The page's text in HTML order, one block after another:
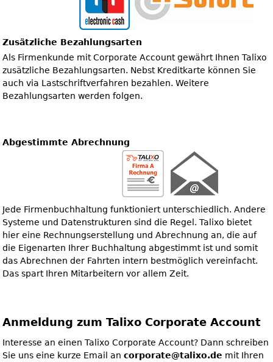
Zusätzliche Bezahlungsarten
Als Firmenkunde mit Corporate Account gewährt Ihnen Talixo
zusätzliche Bezahlungsarten. Nebst Kreditkarte können Sie
auch via Lastschriftverfahren bezahlen. Weitere
Bezahlungsarten werden folgen.
Abgestimmte Abrechnung
Jede Firmenbuchhaltung funktioniert unterschiedlich. Andere
Systeme und Datenstrukturen sind die Regel. Talixo bietet
hier eine Rechnungserstellung und Abrechnung an, die auf
die Eigenarten Ihrer Buchhaltung abgestimmt ist und somit
das Abrechnen der Fahrten intern bestmöglich vereinfacht.
Das spart Ihren Mitarbeitern vor allem Zeit.
Anmeldung zum Talixo Corporate Account
Interesse an einen Talixo Corporate Account? Dann schreiben
Sie uns eine kurze Email an corporate@talixo.de mit Ihren